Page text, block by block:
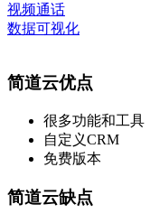
视频通话
数据可视化
简道云优点
很多功能和工具
自定义CRM
免费版本
简道云缺点